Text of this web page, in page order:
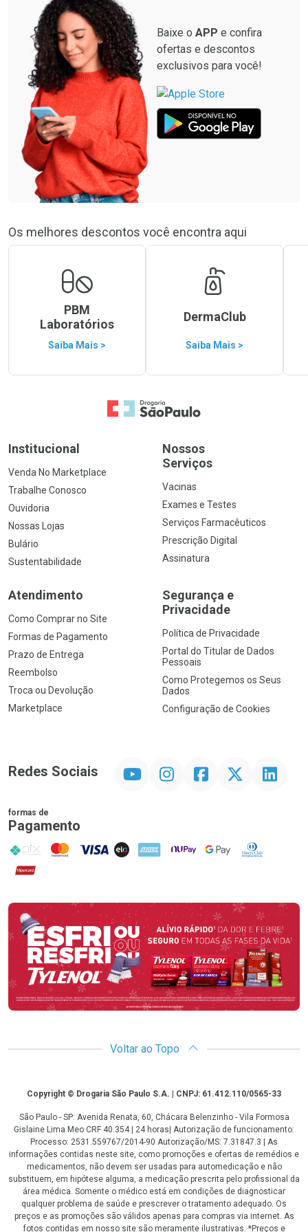
Baixe o APP e confira
ofertas e descontos
exclusivos para você!
Os melhores descontos você encontra aqui
PBM
Laboratórios
Saiba Mais >
DermaClub
Saiba Mais >
Ir para a Home
Institucional
Venda No Marketplace
Trabalhe Conosco
Ouvidoria
Nossas Lojas
Bulário
Sustentabilidade
Nossos
Serviços
Vacinas
Exames e Testes
Serviços Farmacêuticos
Prescrição Digital
Assinatura
Atendimento
Como Comprar no Site
Formas de Pagamento
Prazo de Entrega
Reembolso
Troca ou Devolução
Marketplace
Segurança e
Privacidade
Política de Privacidade
Portal do Titular de Dados
Pessoais
Como Protegemos os Seus
Dados
Configuração de Cookies
Redes Sociais InstagramFacebookTwitter Linkedin
formas de
Pagamento
PIX MasterCard
VISA ELO AMEX NuPay Google PayDiners Club
Hipercard
Promoção em Destaque
Voltar ao Topo
CopyrightCopyright © Drogaria São Paulo S.A. | CNPJ: 61.412.110/0565-33
São Paulo - SP: Avenida Renata, 60, Chácara Belenzinho - Vila Formosa
Gislaine Lima Meo CRF 40.354 | 24 horas| Autorização de funcionamento:
Processo: 2531.559767/2014-90 Autorização/MS: 7.31847.3 | As
informações contidas neste site, como promoções e ofertas de remédios e
medicamentos, não devem ser usadas para automedicação e não
substituem, em hipótese alguma, a medicação prescrita pelo profissional da
área médica. Somente o médico está em condições de diagnosticar
qualquer problema de saúde e prescrever o tratamento adequado. Os
preços e as promoções são válidos apenas para compras via internet. As
fotos contidas em nosso site são meramente ilustrativas. *Preços e